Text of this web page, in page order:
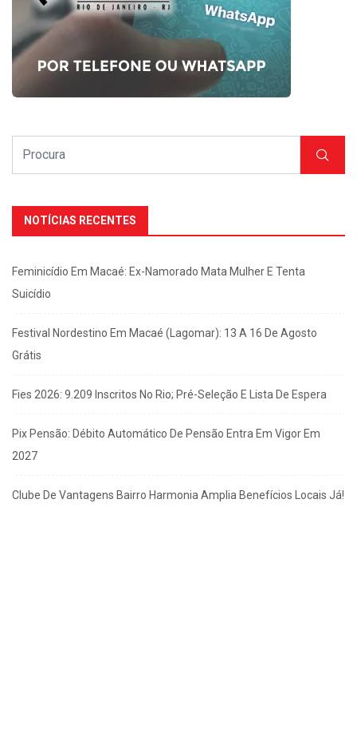
NOTÍCIAS RECENTES
Feminicídio Em Macaé: Ex-Namorado Mata Mulher E Tenta
Suicídio
Festival Nordestino Em Macaé (Lagomar): 13 A 16 De Agosto
Grátis
Fies 2026: 9.209 Inscritos No Rio; Pré-Seleção E Lista De Espera
Pix Pensão: Débito Automático De Pensão Entra Em Vigor Em
2027
Clube De Vantagens Bairro Harmonia Amplia Benefícios Locais Já!